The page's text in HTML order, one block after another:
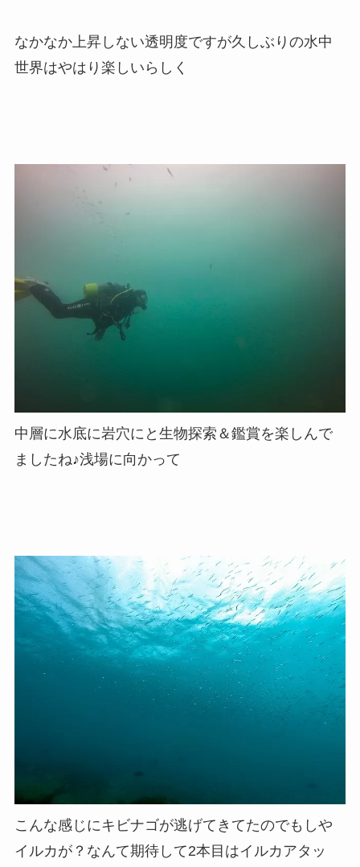
なかなか上昇しない透明度ですが久しぶりの水中
世界はやはり楽しいらしく
中層に水底に岩穴にと生物探索＆鑑賞を楽しんで
ましたね♪浅場に向かって
こんな感じにキビナゴが逃げてきてたのでもしや
イルカが？なんて期待して2本目はイルカアタッ